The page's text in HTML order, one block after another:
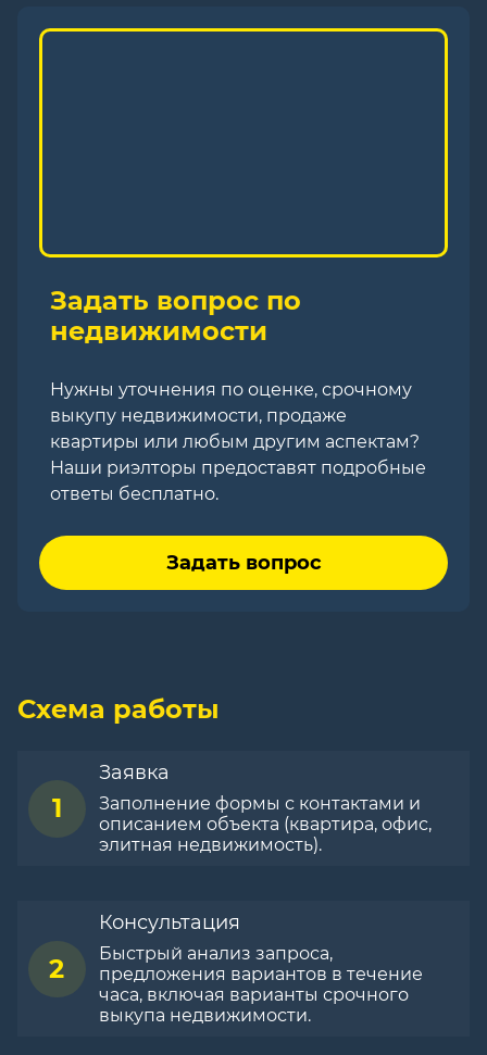
Задать вопрос по
недвижимости
Нужны уточнения по оценке, срочному
выкупу недвижимости, продаже
квартиры или любым другим аспектам?
Наши риэлторы предоставят подробные
ответы бесплатно.
Задать вопрос
Схема работы
1
Заявка
Заполнение формы с контактами и
описанием объекта (квартира, офис,
элитная недвижимость).
2
Консультация
Быстрый анализ запроса,
предложения вариантов в течение
часа, включая варианты срочного
выкупа недвижимости.